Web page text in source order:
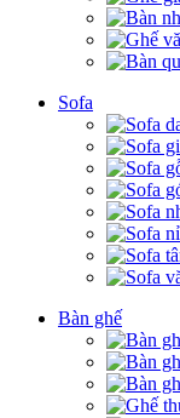
Sofa
Bàn ghế